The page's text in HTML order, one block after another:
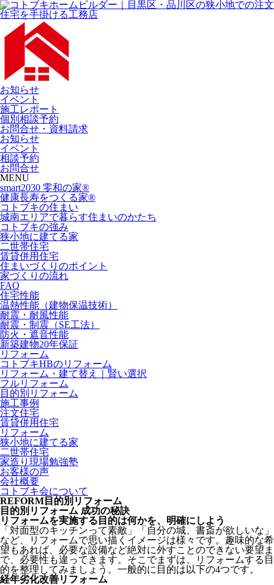
お知らせ
イベント
施工レポート
個別相談予約
お問合せ・資料請求
お知らせ
イベント
相談予約
お問合せ
MENU
smart2030 零和の家®
健康長寿をつくる家®
コトブキの住まい
城南エリアで暮らす住まいのかたち
コトブキの強み
狭小地に建てる家
二世帯住宅
賃貸併用住宅
住まいづくりのポイント
家づくりの流れ
FAQ
住宅性能
温熱性能（建物保温技術）
耐震・耐風性能
耐震・制震（SE工法）
防火・遮音性能
新築建物20年保証
リフォーム
コトブキHBのリフォーム
リフォーム・建て替え｜賢い選択
フルリフォーム
目的別リフォーム
施工事例
注文住宅
賃貸併用住宅
リフォーム
狭小地に建てる家
二世帯住宅
家造り現場勉強塾
お客様の声
会社概要
コトブキ会について
REFORM 目的別リフォーム
目的別リフォーム 成功の秘訣
リフォームを実施する目的は何かを、明確にしよう
「対面型のキッチンって素敵」「自分の城、書斎が欲しいな」
など、リフォームで思い描くイメージは様々です。趣味的な希
望もあれば、必要な設備など絶対に外すことのできない要望ま
で、必要性も違ってきます。そこでまずは、リフォームする目
的を整理してみましょう。一般的に目的は以下の4つです。
経年劣化改善リフォーム